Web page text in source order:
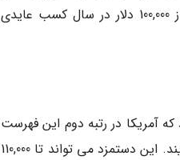
برای محققان تبدیل نموده است. حتی برترین و مطرح ترین محققان می توانند بیش از 100,000 دلار در سال کسب عایدی
آمریکا در رتبه دوم این فهرست
قرار گرفته است. محققان به طور میانه دستمزدی حدود 75,000 دلار در سال دریافت می نمایند. این دستمزد می تواند تا 110,000